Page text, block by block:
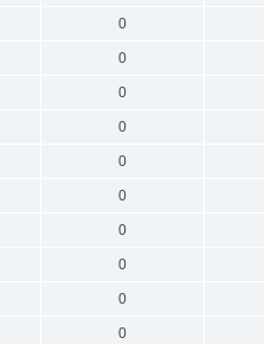
0
0
0
0
0
0
0
0
0
0